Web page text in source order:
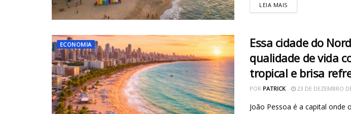
LEIA MAIS
ECONOMIA
Essa cidade do
qualidade de vida
tropical e brisa
POR PATRICK 23 DE DEZEMBRO
João Pessoa é a capital onde